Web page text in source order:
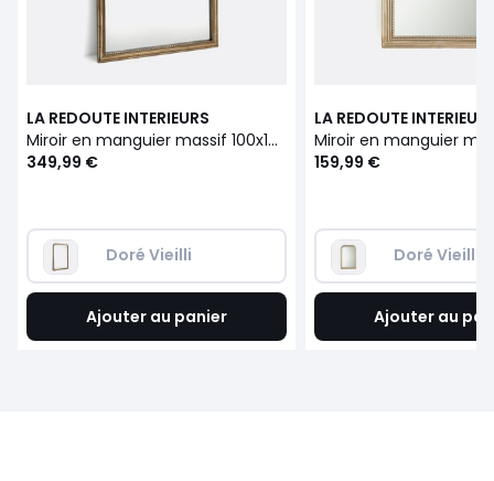
LA REDOUTE INTERIEURS
Miroir en manguier massif 100x160 cm, Afsan
349,99 €
Doré Vieilli
Ajouter au panier
LA REDOUTE
159,99 €
Doré Vieilli
Ajouter au